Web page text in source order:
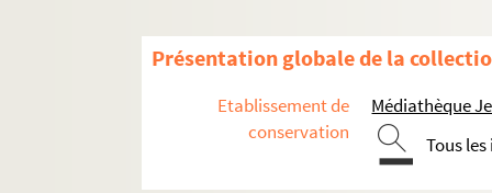
Présentation globale de la
Etablissement de
conservation
Médiathèque
Tous